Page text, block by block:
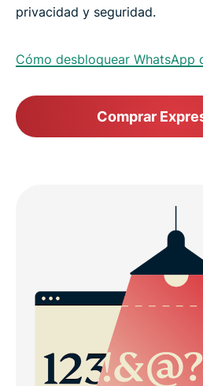
privacidad y seguridad.
Cómo desbloquear WhatsApp
Comprar